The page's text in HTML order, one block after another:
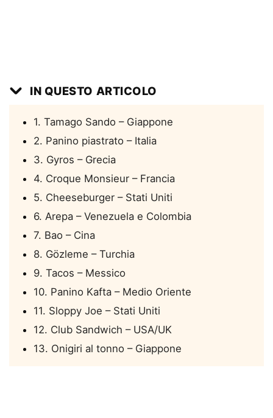
IN QUESTO ARTICOLO
1. Tamago Sando – Giappone
2. Panino piastrato – Italia
3. Gyros – Grecia
4. Croque Monsieur – Francia
5. Cheeseburger – Stati Uniti
6. Arepa – Venezuela e Colombia
7. Bao – Cina
8. Gözleme – Turchia
9. Tacos – Messico
10. Panino Kafta – Medio Oriente
11. Sloppy Joe – Stati Uniti
12. Club Sandwich – USA/UK
13. Onigiri al tonno – Giappone